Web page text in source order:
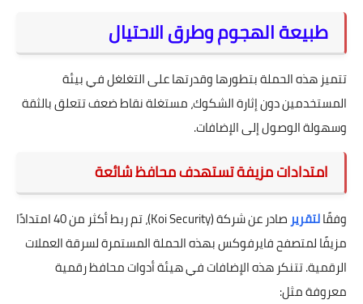
طبيعة الهجوم وطرق الاحتيال
تتميز هذه الحملة بتطورها وقدرتها على التغلغل في بيئة
المستخدمين دون إثارة الشكوك، مستغلة نقاط ضعف تتعلق بالثقة
وسهولة الوصول إلى الإضافات.
امتدادات مزيفة تستهدف محافظ شائعة
وفقًالتقرير
صادر عن شركة (Koi Security)، تم ربط أكثر من 40 امتدادًا
مزيفًا لمتصفح فايرفوكس بهذه الحملة المستمرة لسرقة العملات
الرقمية. تتنكر هذه الإضافات في هيئة أدوات محافظ رقمية
معروفة مثل: